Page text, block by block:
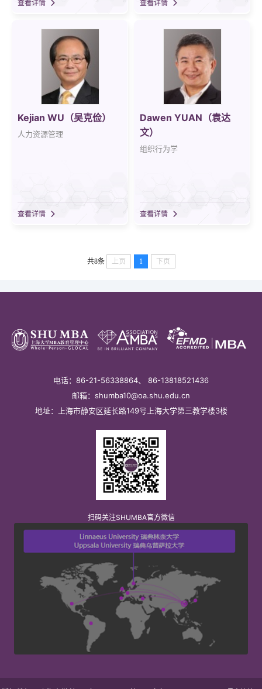
查看详情 查看详情
Kejian WU（吴克俭）
人力资源管理
查看详情
Dawen YUAN（袁达
文）
组织行为学
查看详情
共8条 上页 1 下页
电话：86-21-56338864、 86-13818521436
邮箱：shumba10@oa.shu.edu.cn
地址：上海市静安区延长路149号上海大学第三教学楼3楼
扫码关注SHUMBA官方微信